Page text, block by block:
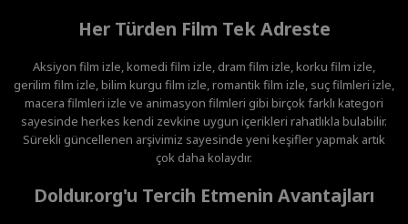
Her Türden Film Tek Adreste
Aksiyon film izle, komedi film izle, dram film izle, korku film izle,
gerilim film izle, bilim kurgu film izle, romantik film izle, suç filmleri izle,
macera filmleri izle ve animasyon filmleri gibi birçok farklı kategori
sayesinde herkes kendi zevkine uygun içerikleri rahatlıkla bulabilir.
Sürekli güncellenen arşivimiz sayesinde yeni keşifler yapmak artık
çok daha kolaydır.
Doldur.org'u Tercih Etmenin Avantajları